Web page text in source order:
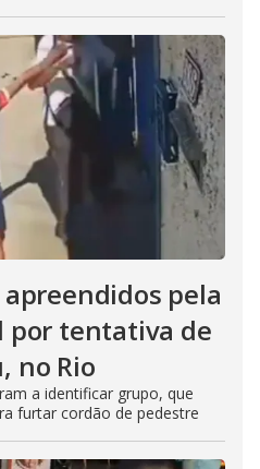
pela
por tentativa de
no Rio
a identificar grupo, que
furtar cordão de pedestre